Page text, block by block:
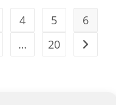
4 5
6
… 20 Aller à